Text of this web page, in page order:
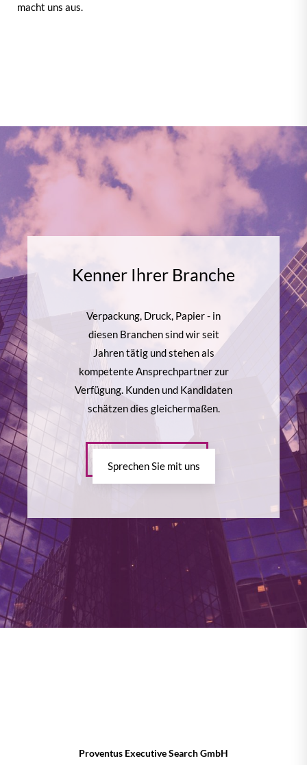
macht uns aus.
Kenner Ihrer Branche
Verpackung, Druck, Papier - in
diesen Branchen sind wir seit
Jahren tätig und stehen als
kompetente Ansprechpartner zur
Verfügung. Kunden und Kandidaten
schätzen dies gleichermaßen.
Sprechen Sie mit uns
Proventus Executive Search GmbH